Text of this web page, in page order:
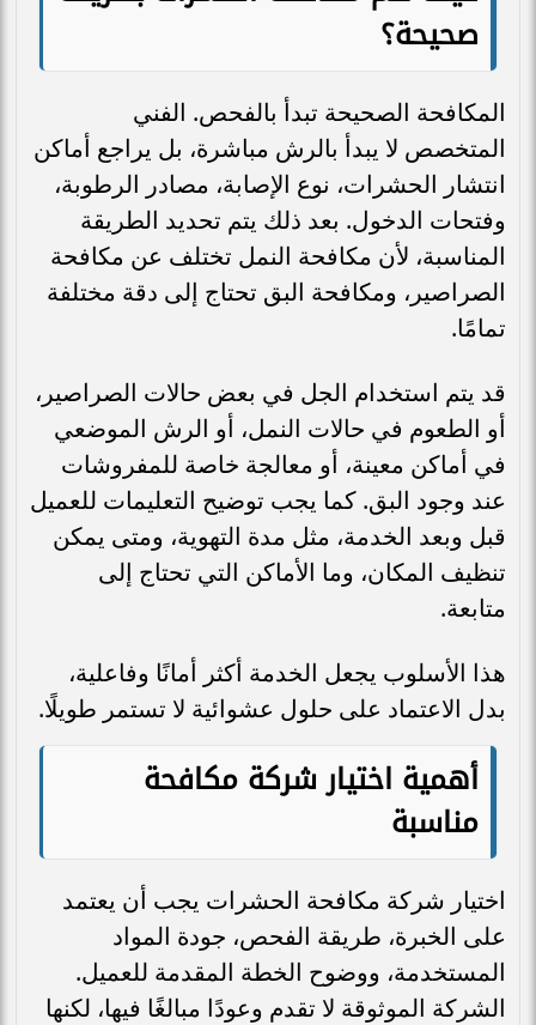
صحيحة؟
المكافحة الصحيحة تبدأ بالفحص. الفني
المتخصص لا يبدأ بالرش مباشرة، بل يراجع أماكن
انتشار الحشرات، نوع الإصابة، مصادر الرطوبة،
وفتحات الدخول. بعد ذلك يتم تحديد الطريقة
المناسبة، لأن مكافحة النمل تختلف عن مكافحة
الصراصير، ومكافحة البق تحتاج إلى دقة مختلفة
تمامًا.
قد يتم استخدام الجل في بعض حالات الصراصير،
أو الطعوم في حالات النمل، أو الرش الموضعي
في أماكن معينة، أو معالجة خاصة للمفروشات
عند وجود البق. كما يجب توضيح التعليمات للعميل
قبل وبعد الخدمة، مثل مدة التهوية، ومتى يمكن
تنظيف المكان، وما الأماكن التي تحتاج إلى
متابعة.
هذا الأسلوب يجعل الخدمة أكثر أمانًا وفاعلية،
بدل الاعتماد على حلول عشوائية لا تستمر طويلًا.
أهمية اختيار شركة مكافحة
مناسبة
اختيار شركة مكافحة الحشرات يجب أن يعتمد
على الخبرة، طريقة الفحص، جودة المواد
المستخدمة، ووضوح الخطة المقدمة للعميل.
الشركة الموثوقة لا تقدم وعودًا مبالغًا فيها، لكنها